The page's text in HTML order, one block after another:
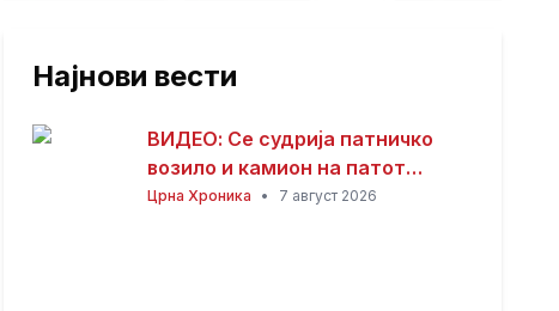
Најнови вести
ВИДЕО: Се судрија патничко
возило и камион на патот
Гостивар – Страж
Црна Хроника • 7 август 2026